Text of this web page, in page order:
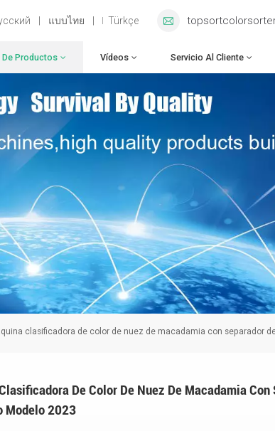
แบบไทย Türkçe
De Productos Vídeos Servicio Al Cliente
clasificadora de color de nuez de macadamia con separador
De Color De Nuez De Macadamia Con
Modelo 2023